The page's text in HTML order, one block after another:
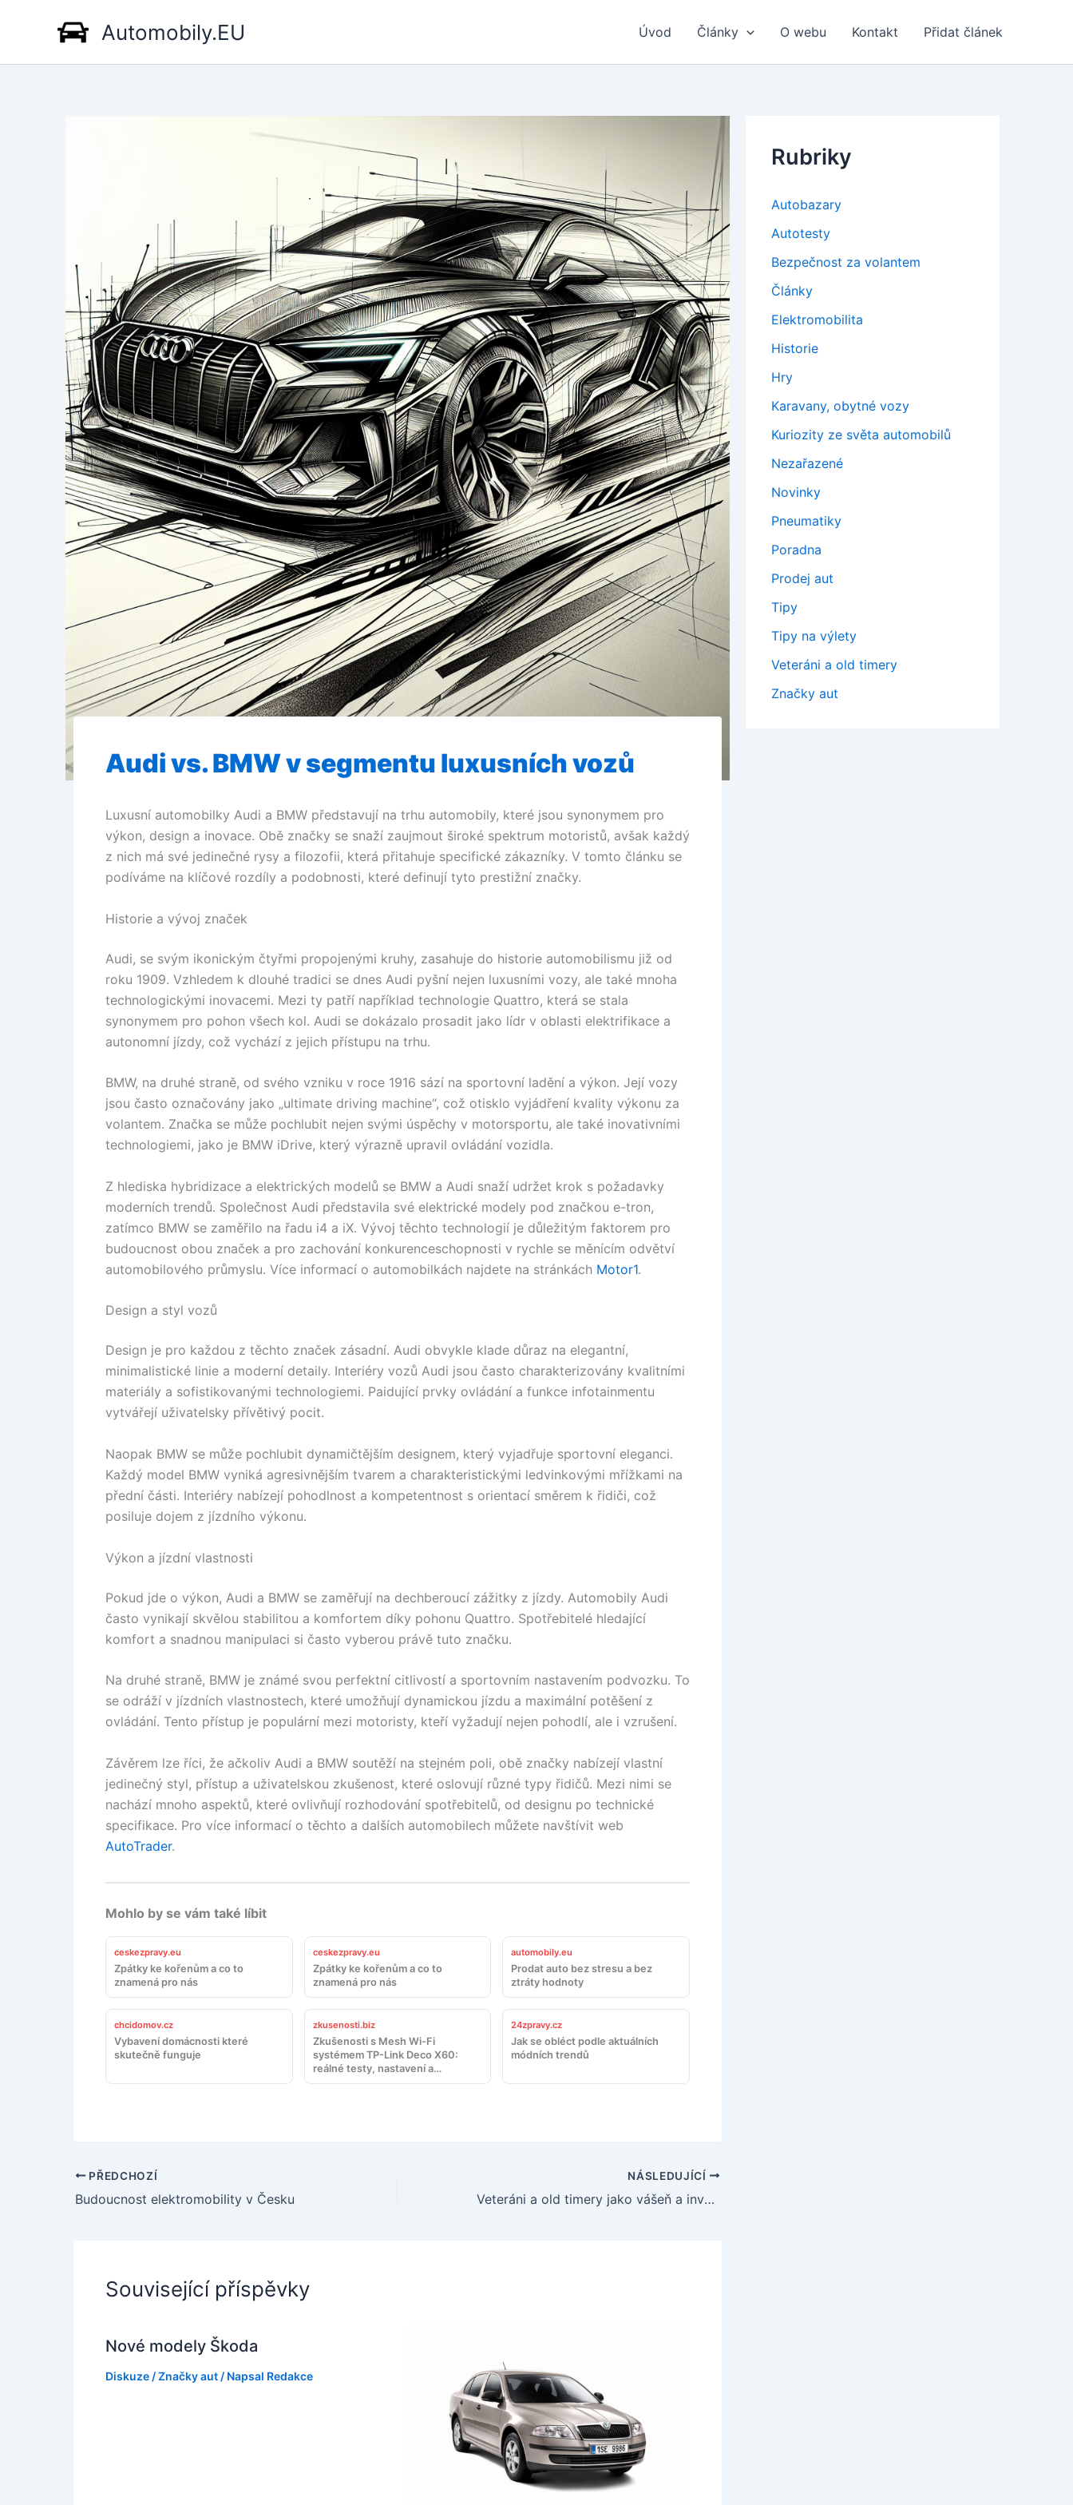
Automobily.EU Úvod Články O webu Kontakt Přidat článek
Audi vs. BMW v segmentu luxusních vozů
Luxusní automobilky Audi a BMW představují na trhu automobily, které jsou synonymem pro
výkon, design a inovace. Obě značky se snaží zaujmout široké spektrum motoristů, avšak každý
z nich má své jedinečné rysy a filozofii, která přitahuje specifické zákazníky. V tomto článku se
podíváme na klíčové rozdíly a podobnosti, které definují tyto prestižní značky.
Historie a vývoj značek
Audi, se svým ikonickým čtyřmi propojenými kruhy, zasahuje do historie automobilismu již od
roku 1909. Vzhledem k dlouhé tradici se dnes Audi pyšní nejen luxusními vozy, ale také mnoha
technologickými inovacemi. Mezi ty patří například technologie Quattro, která se stala
synonymem pro pohon všech kol. Audi se dokázalo prosadit jako lídr v oblasti elektrifikace a
autonomní jízdy, což vychází z jejich přístupu na trhu.
BMW, na druhé straně, od svého vzniku v roce 1916 sází na sportovní ladění a výkon. Její vozy
jsou často označovány jako „ultimate driving machine“, což otisklo vyjádření kvality výkonu za
volantem. Značka se může pochlubit nejen svými úspěchy v motorsportu, ale také inovativními
technologiemi, jako je BMW iDrive, který výrazně upravil ovládání vozidla.
Z hlediska hybridizace a elektrických modelů se BMW a Audi snaží udržet krok s požadavky
moderních trendů. Společnost Audi představila své elektrické modely pod značkou e-tron,
zatímco BMW se zaměřilo na řadu i4 a iX. Vývoj těchto technologií je důležitým faktorem pro
budoucnost obou značek a pro zachování konkurenceschopnosti v rychle se měnícím odvětví
automobilového průmyslu. Více informací o automobilkách najdete na stránkách Motor1.
Design a styl vozů
Design je pro každou z těchto značek zásadní. Audi obvykle klade důraz na elegantní,
minimalistické linie a moderní detaily. Interiéry vozů Audi jsou často charakterizovány kvalitními
materiály a sofistikovanými technologiemi. Paidující prvky ovládání a funkce infotainmentu
vytvářejí uživatelsky přívětivý pocit.
Naopak BMW se může pochlubit dynamičtějším designem, který vyjadřuje sportovní eleganci.
Každý model BMW vyniká agresivnějším tvarem a charakteristickými ledvinkovými mřížkami na
přední části. Interiéry nabízejí pohodlnost a kompetentnost s orientací směrem k řidiči, což
posiluje dojem z jízdního výkonu.
Výkon a jízdní vlastnosti
Pokud jde o výkon, Audi a BMW se zaměřují na dechberoucí zážitky z jízdy. Automobily Audi
často vynikají skvělou stabilitou a komfortem díky pohonu Quattro. Spotřebitelé hledající
komfort a snadnou manipulaci si často vyberou právě tuto značku.
Na druhé straně, BMW je známé svou perfektní citlivostí a sportovním nastavením podvozku. To
se odráží v jízdních vlastnostech, které umožňují dynamickou jízdu a maximální potěšení z
ovládání. Tento přístup je populární mezi motoristy, kteří vyžadují nejen pohodlí, ale i vzrušení.
Závěrem lze říci, že ačkoliv Audi a BMW soutěží na stejném poli, obě značky nabízejí vlastní
jedinečný styl, přístup a uživatelskou zkušenost, které oslovují různé typy řidičů. Mezi nimi se
nachází mnoho aspektů, které ovlivňují rozhodování spotřebitelů, od designu po technické
specifikace. Pro více informací o těchto a dalších automobilech můžete navštívit web
AutoTrader.
Mohlo by se vám také líbit
ceskezpravy.eu
Zpátky ke kořenům a co to
znamená pro nás
ceskezpravy.eu
Zpátky ke kořenům a co to
znamená pro nás
automobily.eu
Prodat auto bez stresu a bez
ztráty hodnoty
chcidomov.cz
Vybavení domácnosti které
skutečně funguje
zkusenosti.biz
Zkušenosti s Mesh Wi-Fi
systémem TP-Link Deco X60:
reálné testy, nastavení a
doporučení
24zpravy.cz
Jak se obléct podle aktuálních
módních trendů
PŘEDCHOZÍ
Budoucnost elektromobility v Česku
NÁSLEDUJÍCÍ
Veteráni a old timery jako vášeň a investice
Související příspěvky
Nové modely Škoda
Diskuze /Značky aut / Napsal Redakce
Rubriky
Autobazary
Autotesty
Bezpečnost za volantem
Články
Elektromobilita
Historie
Hry
Karavany, obytné vozy
Kuriozity ze světa automobilů
Nezařazené
Novinky
Pneumatiky
Poradna
Prodej aut
Tipy
Tipy na výlety
Veteráni a old timery
Značky aut